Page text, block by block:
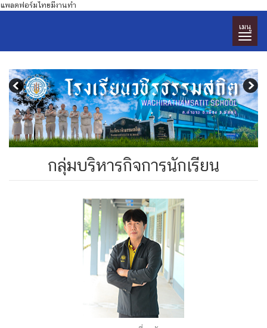
แพลตฟอร์มไทยมีงานทำ
เมนู
กลุ่มบริหารกิจการนักเรียน